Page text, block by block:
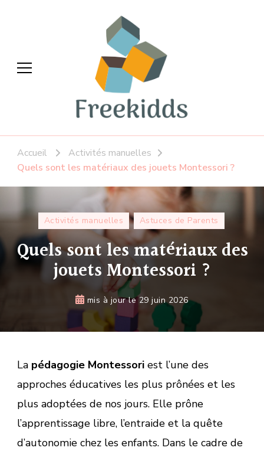
Freekidds
Accueil
Activités manuelles
Quels sont les matériaux des jouets Montessori ?
Activités manuelles Astuces de Parents
Quels sont les matériaux des
jouets Montessori ?
mis à jour le 29 juin 2026
La pédagogie Montessori est l’une des
approches éducatives les plus prônées et les
plus adoptées de nos jours. Elle prône
l’apprentissage libre, l’entraide et la quête
d’autonomie chez les enfants. Dans le cadre de